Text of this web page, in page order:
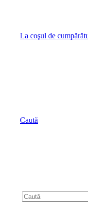
La coşul de
Caută